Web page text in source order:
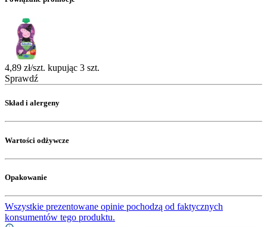
4,89 zł/szt. kupując 3 szt.
Sprawdź
Skład i alergeny
Wartości odżywcze
Opakowanie
Wszystkie prezentowane opinie pochodzą od faktycznych
konsumentów tego produktu.